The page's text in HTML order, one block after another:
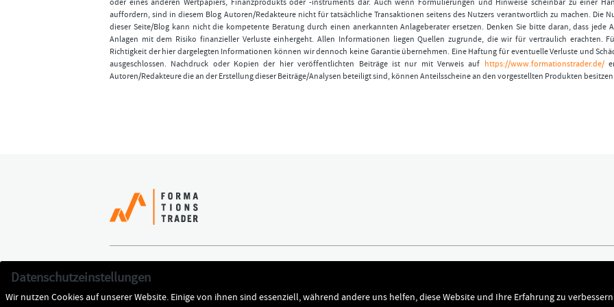
oder eines anderen Wertpapiers, Finanzprodukts oder -instruments dar. Auch wenn Formulierungen und Hinweise scheinbar zu einer
auffordern, sind in diesem Blog Autoren/Redakteure nicht für tatsächliche Transaktionen seitens des Nutzers verantwortlich zu machen. Die
dieser Seite/Blog kann nicht die kompetente Beratung durch einen anerkannten Anlageberater ersetzen. Denken Sie bitte daran, dass jede
Anlagen mit dem Risiko finanzieller Verluste einhergeht. Allen Informationen liegen Quellen zugrunde, die wir für vertraulich erachten.
Richtigkeit der hier dargelegten Informationen können wir dennoch keine Garantie übernehmen. Eine Haftung für eventuelle Verluste und
ausgeschlossen. Nachdruck oder Kopien der hier veröffentlichten Beiträge ist nur mit Verweis auf https://www.formationstrader.de/
Autoren/Redakteure die an der Erstellung dieser Beiträge/Analysen beteiligt sind, können Anteilsscheine an den vorgestellten Produkten besitzen.
Erfolgreich handeln
Team
Cookie-Entscheidung ändern
Datenschutzeinstellungen
Wir nutzen Cookies auf unserer Website. Einige von ihnen sind essenziell, während andere uns helfen, diese Website und Ihre Erfahrung zu
Impressum
kontakt@formationstrader.de